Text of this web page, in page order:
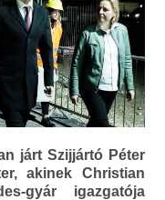
járt Szijjártó Péter
akinek Christian
gyár igazgatója